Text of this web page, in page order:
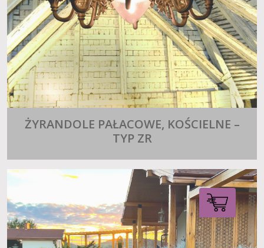
ŻYRANDOLE PAŁACOWE, KOŚCIELNE –
TYP ZR